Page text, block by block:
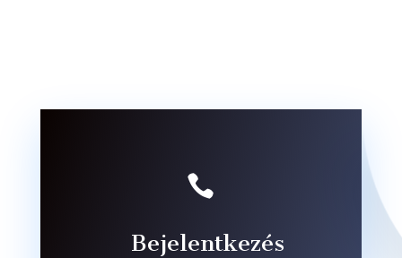

Bejelentkezés